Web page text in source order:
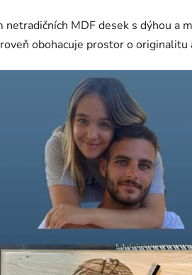
MDF desek s dýhou a
obohacuje prostor o originalitu